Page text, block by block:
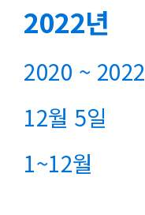
2022년
2020 ~ 2022
12월 5일
1~12월